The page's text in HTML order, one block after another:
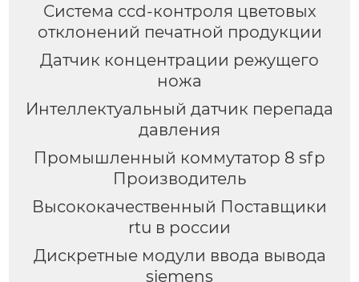
Система ccd-контроля цветовых
отклонений печатной продукции
Датчик концентрации режущего
ножа
Интеллектуальный датчик перепада
давления
Промышленный коммутатор 8 sfp
Производитель
Высококачественный Поставщики
rtu в россии
Дискретные модули ввода вывода
siemens